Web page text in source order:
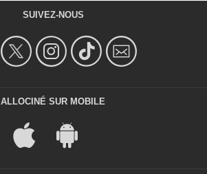
SUIVEZ-NOUS
ALLOCINÉ SUR MOBILE